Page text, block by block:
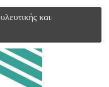
και